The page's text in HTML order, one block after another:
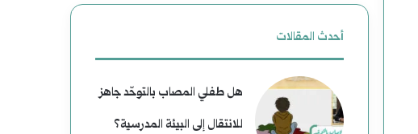
أحدث المقالات
هل طفلي المصاب بالتوحّد جاهز
للانتقال إلى البيئة المدرسية؟